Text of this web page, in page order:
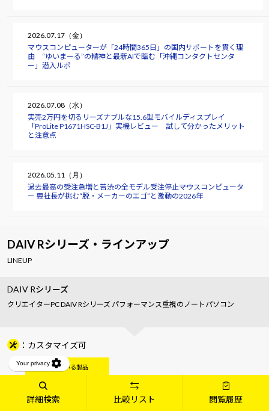
2026.07.17（金）
マウスコンピューターが「24時間365日」の国内サポートを貫く理
由 “ゆいまーる”の精神と最新AIで臨む「沖縄コンタクトセンタ
ー」潜入ルポ
2026.07.08（水）
実売2万円を切るリーズナブルな15.6型モバイルディスプレイ
「ProLite P1671HSC-B1J」実機レビュー 試して分かったメリット
と注意点
2026.05.11（月）
過去最高の受注急増と苦渋の全モデル受注停止――マウスコンピュータ
ー 軣社長が挑む“脱・メーカーのエゴ”と激動の2026年
DAIV Rシリーズ・ラインアップ
LINEUP
DAIV Rシリーズ
クリエイターPC DAIV Rシリーズ パフォーマンス重視のノートパソコン
カスタマイズ可
詳細検索 比較リスト 閲覧履歴